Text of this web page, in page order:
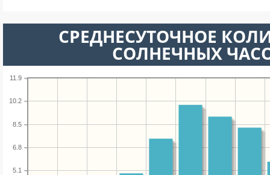
СРЕДНЕСУТОЧНОЕ
СОЛНЕЧНЫХ
5.1
6.8
8.5
10.2
11.9